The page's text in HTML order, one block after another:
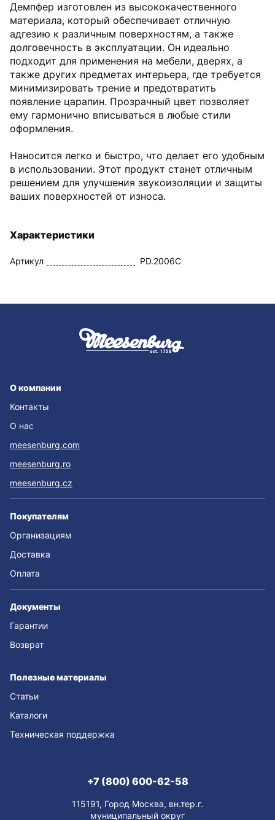
Демпфер изготовлен из высококачественного
материала, который обеспечивает отличную
адгезию к различным поверхностям, а также
долговечность в эксплуатации. Он идеально
подходит для применения на мебели, дверях, а
также других предметах интерьера, где требуется
минимизировать трение и предотвратить
появление царапин. Прозрачный цвет позволяет
ему гармонично вписываться в любые стили
оформления.
Наносится легко и быстро, что делает его удобным
в использовании. Этот продукт станет отличным
решением для улучшения звукоизоляции и защиты
ваших поверхностей от износа.
Характеристики
Артикул PD.2006C
О компании
Контакты
О нас
meesenburg.com
meesenburg.ro
meesenburg.cz
Покупателям
Организациям
Доставка
Оплата
Документы
Гарантии
Возврат
Полезные материалы
Статьи
Каталоги
Техническая поддержка
+7 (800) 600-62-58
115191, Город Москва, вн.тер.г.
муниципальный округ